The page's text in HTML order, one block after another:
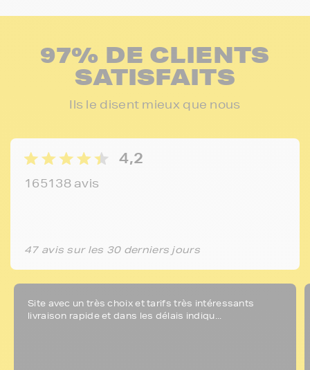
97% DE CLIENTS
SATISFAITS
Ils le disent mieux que nous
4,2
165138 avis
47 avis sur les 30 derniers jours
Site avec un très choix et tarifs très intéressants
livraison rapide et dans les délais indiqu...